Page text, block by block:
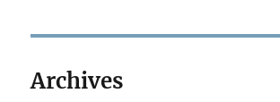
Archives